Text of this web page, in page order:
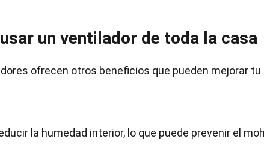
un ventilador de toda la casa
ofrecen otros beneficios que pueden mejorar tu
la humedad interior, lo que puede prevenir el